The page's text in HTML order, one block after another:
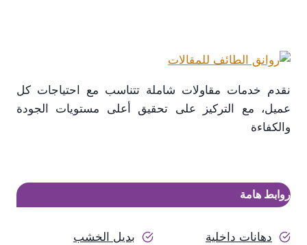
تركيب
الطائف
نقدم خدمات مقاولات شاملة تتناسب مع احتياجات كل
عميل، مع التركيز على تحقيق أعلى مستويات الجودة
والكفاءة
روابط هامة
دهانات داخلية
بديل الخشب